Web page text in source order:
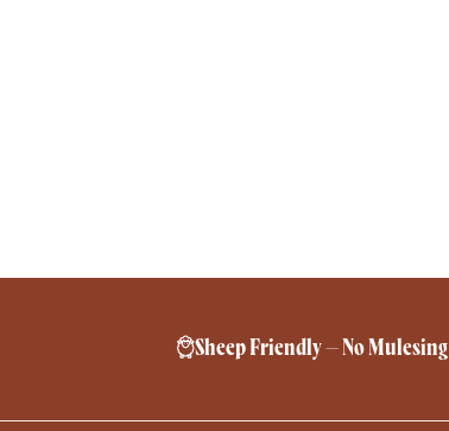
Sheep Friendly – No Mulesing